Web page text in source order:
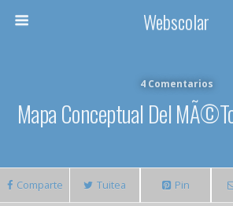
Webscolar
4 Comentarios
Mapa Conceptual Del
Comparte Tuitea Pin